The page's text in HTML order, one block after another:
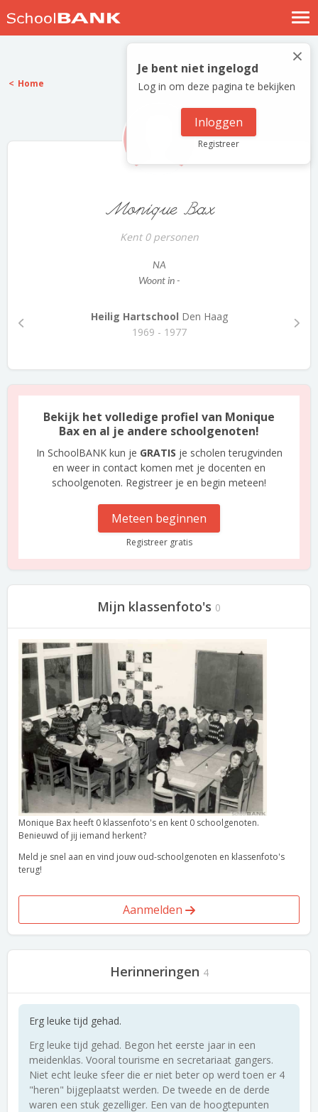
Nostalgische verhalen
Log in
Meld je gratis aan
×
Je bent niet ingelogd
Log in om deze pagina te bekijken
Inloggen
Registreer
Home
Monique Bax
Kent 0 personen
NA
Woont in -
Heilig Hartschool Den Haag
1969 - 1977
Bekijk het volledige profiel van Monique
Bax en al je andere schoolgenoten!
In SchoolBANK kun je GRATIS je scholen terugvinden
en weer in contact komen met je docenten en
schoolgenoten. Registreer je en begin meteen!
Meteen beginnen
Registreer gratis
Mijn klassenfoto's 0
Monique Bax heeft 0 klassenfoto's en kent 0 schoolgenoten.
Benieuwd of jij iemand herkent?
Meld je snel aan en vind jouw oud-schoolgenoten en klassenfoto's
terug!
Aanmelden
Herinneringen 4
Erg leuke tijd gehad.
Erg leuke tijd gehad. Begon het eerste jaar in een
meidenklas. Vooral tourisme en secretariaat gangers.
Niet echt leuke sfeer die er niet beter op werd toen er 4
"heren" bijgeplaatst werden. De tweede en de derde
waren een stuk gezelliger. Een van de hoogtepunten